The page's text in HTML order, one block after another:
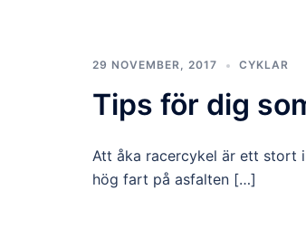
29 NOVEMBER, 2017 CYKLAR
Tips för dig
Att åka racercykel är ett stort
hög fart på asfalten […]